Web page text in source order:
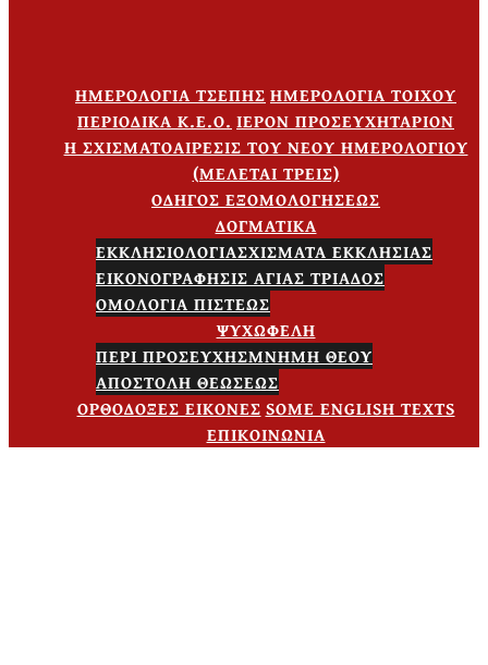
ΗΜΕΡΟΛΟΓΙΑ ΤΣΕΠΗΣ ΗΜΕΡΟΛΟΓΙΑ ΤΟΙΧΟΥ
ΠΕΡΙΟΔΙΚΑ Κ.Ε.Ο. ΙΕΡΟΝ ΠΡΟΣΕΥΧΗΤΑΡΙΟΝ
Η ΣΧΙΣΜΑΤΟΑΙΡΕΣΙΣ ΤΟΥ ΝΕΟΥ ΗΜΕΡΟΛΟΓΙΟΥ
(ΜΕΛΕΤΑΙ ΤΡΕΙΣ)
ΟΔΗΓΟΣ ΕΞΟΜΟΛΟΓΗΣΕΩΣ
ΔΟΓΜΑΤΙΚΑ
ΕΚΚΛΗΣΙΟΛΟΓΙΑΣΧΙΣΜΑΤΑ ΕΚΚΛΗΣΙΑΣ
ΕΙΚΟΝΟΓΡΑΦΗΣΙΣ ΑΓΙΑΣ ΤΡΙΑΔΟΣ
ΟΜΟΛΟΓΙΑ ΠΙΣΤΕΩΣ
ΨΥΧΩΦΕΛΗ
ΠΕΡΙ ΠΡΟΣΕΥΧΗΣΜΝΗΜΗ ΘΕΟΥ
ΑΠΟΣΤΟΛΗ ΘΕΩΣΕΩΣ
ΟΡΘΟΔΟΞΕΣ ΕΙΚΟΝΕΣ SOME ENGLISH TEXTS
ΕΠΙΚΟΙΝΩΝΙΑ